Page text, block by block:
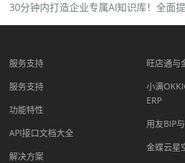
30分钟内打造企业专属AI知识库！全面
服务支持
服务支持
功能特性
API接口文档大全
解决方案
旺店通与
小满
ERP
用友BIP
金蝶云星